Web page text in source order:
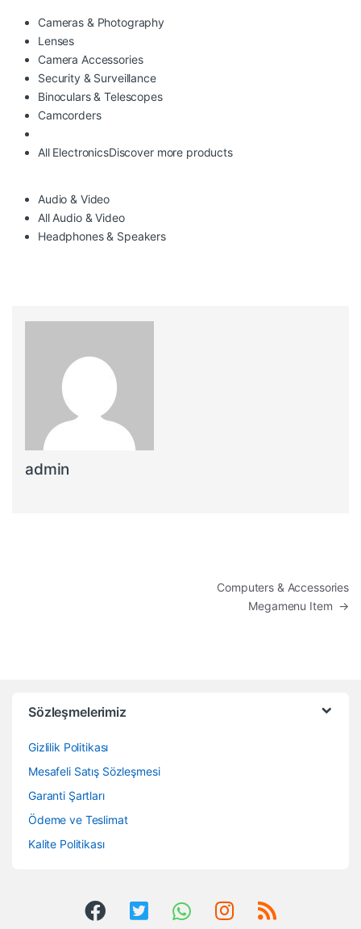
Cameras & Photography
Lenses
Camera Accessories
Security & Surveillance
Binoculars & Telescopes
Camcorders
All ElectronicsDiscover more products
Audio & Video
All Audio & Video
Headphones & Speakers
admin
Computers & Accessories
Megamenu Item →
Sözleşmelerimiz
Gizlilik Politikası
Mesafeli Satış Sözleşmesi
Garanti Şartları
Ödeme ve Teslimat
Kalite Politikası